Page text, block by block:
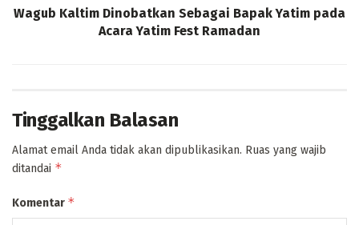
Wagub Kaltim Dinobatkan Sebagai Bapak Yatim pada
Acara Yatim Fest Ramadan
Tinggalkan Balasan
Alamat email Anda tidak akan dipublikasikan. Ruas yang wajib
ditandai *
Komentar *